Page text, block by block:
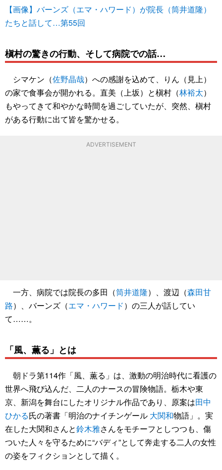
【画像】バーンズ（エマ・ハワード）が院長（筒井道隆）
たちと話して…第55回
槇村の驚きの行動、そして病院での話…
シマケン（佐野晶哉）への感謝を込めて、りん（見上）
の家で食事会が開かれる。直美（上坂）と槇村（林裕太）
もやってきて和やかな時間を過ごしていたが、突然、槇村
がある行動に出て皆を驚かせる。
ADVERTISEMENT
一方、病院では院長の多田（筒井道隆）、渡辺（森田甘
路）、バーンズ（エマ・ハワード）の三人が話してい
て……。
「風、薫る」とは
朝ドラ第114作「風、薫る」は、激動の明治時代に看護の
世界へ飛び込んだ、二人のナースの冒険物語。栃木や東
京、新潟を舞台にしたオリジナル作品であり、原案は田中
ひかる氏の著書「明治のナイチンゲール 大関和物語」。実
在した大関和さんと鈴木雅さんをモチーフとしつつも、傷
ついた人々を守るために“バディ”として奔走する二人の女性
の姿をフィクションとして描く。